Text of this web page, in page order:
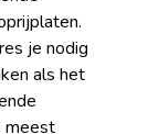
je nodig
als het
meest